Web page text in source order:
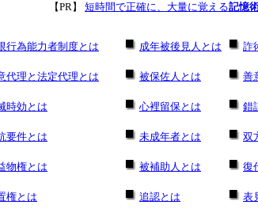
【PR】 短時間で正確に、大量に覚える記憶
行為能力者制度とは
代理と法定代理とは
時効とは
要件とは
物権とは
権とは
成年被後見人とは
被保佐人とは
心裡留保とは
未成年者とは
被補助人とは
追認とは
詐
善
錯
双
復
表